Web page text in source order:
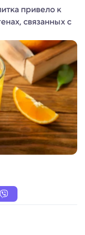
привело к
связанных с